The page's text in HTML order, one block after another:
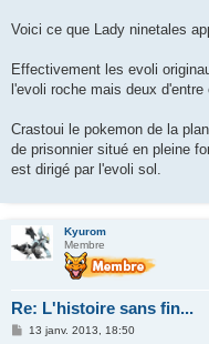
Voici ce que Lady ninetales
Effectivement les evoli
l'evoli roche mais deux
Crastoui le pokemon de la
de prisonnier situé en pleine
est dirigé par l'evoli sol.
Kyurom
Membre
Re: L'histoire sans fin...
M13 janv. 2013, 18:50